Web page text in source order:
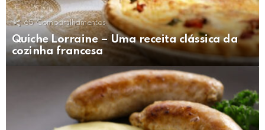
65 Compartilhamentos
Quiche Lorraine – Uma receita clássica da
cozinha francesa